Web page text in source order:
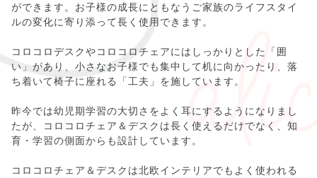
ができます。お子様の成長にともなうご家族のライフスタイ
ルの変化に寄り添って長く使用できます。
コロコロデスクやコロコロチェアにはしっかりとした「囲
い」があり、小さなお子様でも集中して机に向かったり、落
ち着いて椅子に座れる「工夫」を施しています。
昨今では幼児期学習の大切さをよく耳にするようになりまし
たが、コロコロチェア＆デスクは長く使えるだけでなく、知
育・学習の側面からも設計しています。
コロコロチェア＆デスクは北欧インテリアでもよく使われる